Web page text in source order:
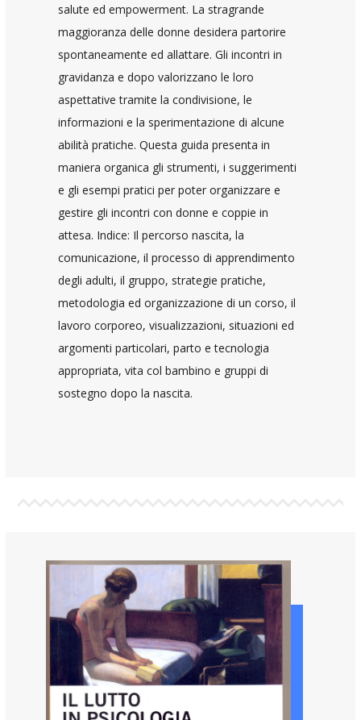
salute ed empowerment. La stragrande
maggioranza delle donne desidera partorire
spontaneamente ed allattare. Gli incontri in
gravidanza e dopo valorizzano le loro
aspettative tramite la condivisione, le
informazioni e la sperimentazione di alcune
abilità pratiche. Questa guida presenta in
maniera organica gli strumenti, i suggerimenti
e gli esempi pratici per poter organizzare e
gestire gli incontri con donne e coppie in
attesa. Indice: Il percorso nascita, la
comunicazione, il processo di apprendimento
degli adulti, il gruppo, strategie pratiche,
metodologia ed organizzazione di un corso, il
lavoro corporeo, visualizzazioni, situazioni ed
argomenti particolari, parto e tecnologia
appropriata, vita col bambino e gruppi di
sostegno dopo la nascita.